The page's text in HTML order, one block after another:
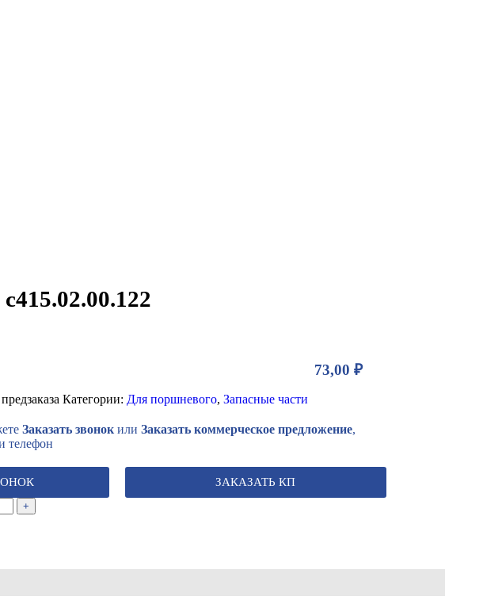
73,00 ₽
Категории: Для поршневого, Запасные части
Заказать звонокили Заказать коммерческое предложение,
телефон
ЗАКАЗАТЬ КП
+